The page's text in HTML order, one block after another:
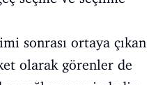
sonrası ortaya çıkan
olarak görenler de